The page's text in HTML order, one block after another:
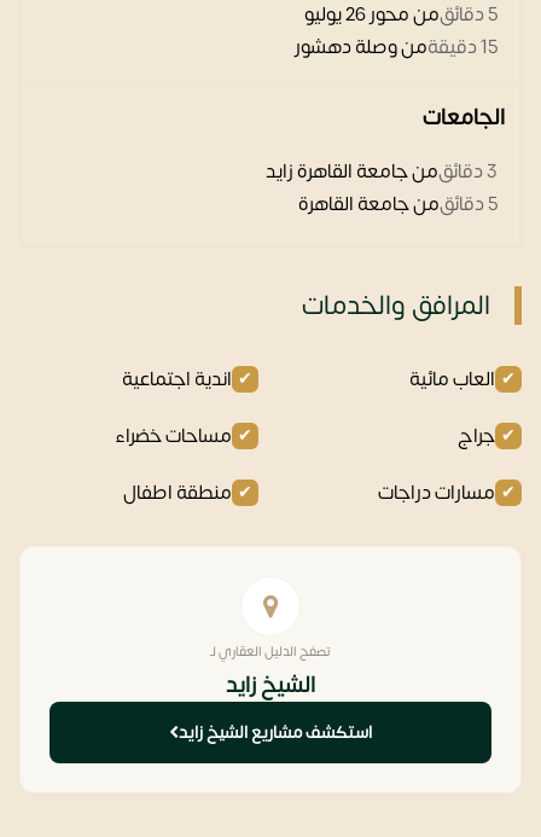
5 دقائق
من محور 26 يوليو
15 دقيقة
من وصلة دهشور
الجامعات
3 دقائق
من جامعة القاهرة زايد
5 دقائق
من جامعة القاهرة
المرافق والخدمات
العاب مائية
اندية اجتماعية
جراج
مساحات خضراء
مسارات دراجات
منطقة اطفال
تصفح الدليل العقاري لـ
الشيخ زايد
استكشف مشاريع الشيخ زايد